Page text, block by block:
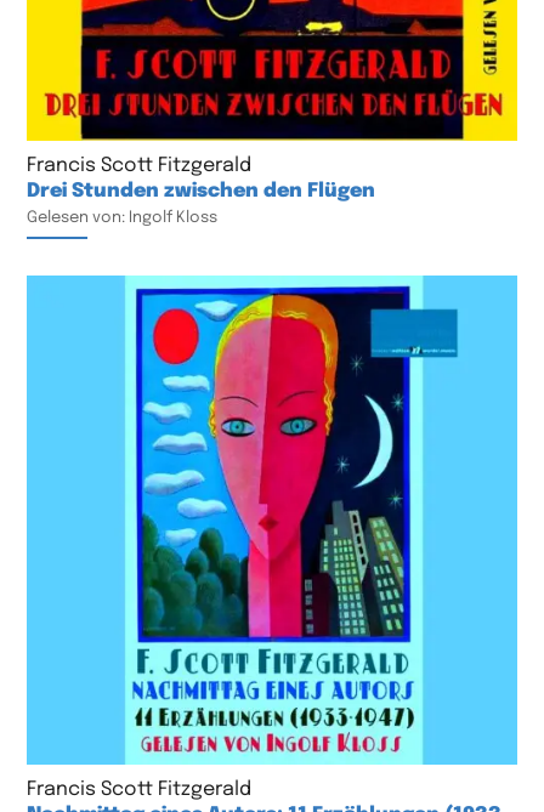
Francis Scott Fitzgerald
Drei Stunden zwischen den Flügen
Gelesen von: Ingolf Kloss
Francis Scott Fitzgerald